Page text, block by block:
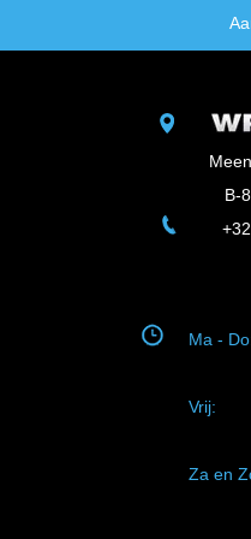
B-
Ma -
Vrij:
Za en